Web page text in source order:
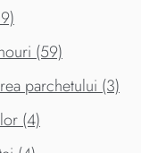
(59)
parchetului (3)
(4)